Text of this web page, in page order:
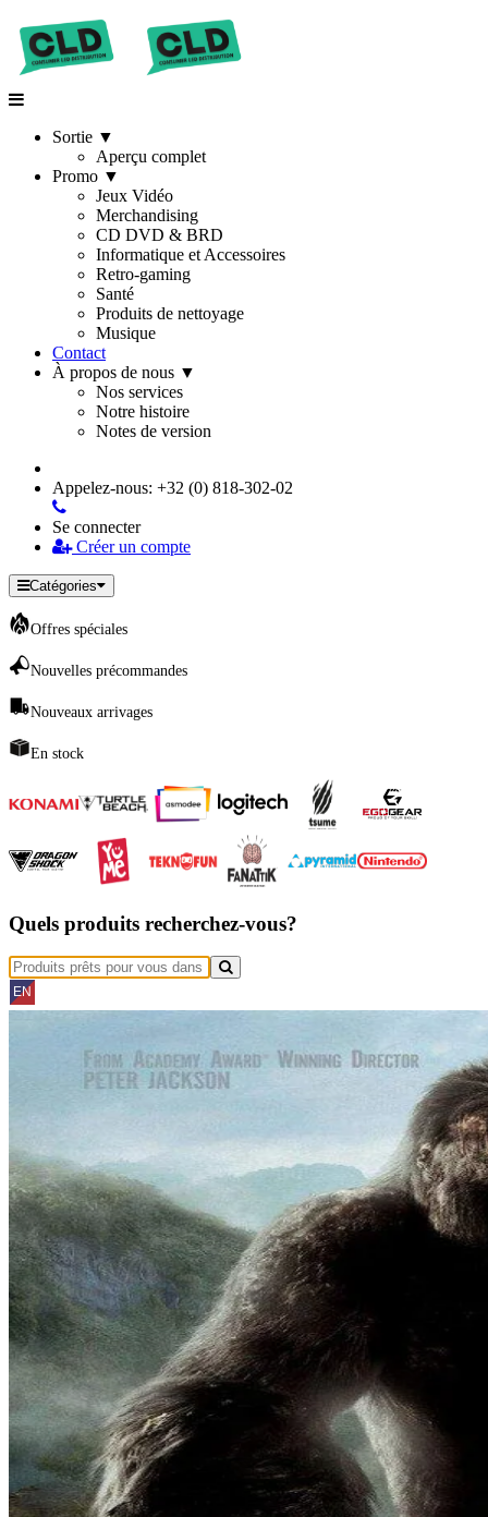
Sortie ▼
Aperçu complet
Promo ▼
Jeux Vidéo
Merchandising
CD DVD & BRD
Informatique et Accessoires
Retro-gaming
Santé
Produits de nettoyage
Musique
Contact
À propos de nous ▼
Nos services
Notre histoire
Notes de version
Appelez-nous: +32 (0) 818-302-02
Se connecter
Créer un compte
Catégories
Offres spéciales
Nouvelles précommandes
Nouveaux arrivages
En stock
Quels produits recherchez-vous?